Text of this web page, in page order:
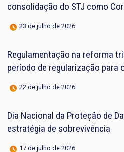
consolidação do STJ como
23 de julho de 2026
Regulamentação na reforma
período de regularização para
22 de julho de 2026
Dia Nacional da Proteção de
estratégia de sobrevivência
17 de julho de 2026